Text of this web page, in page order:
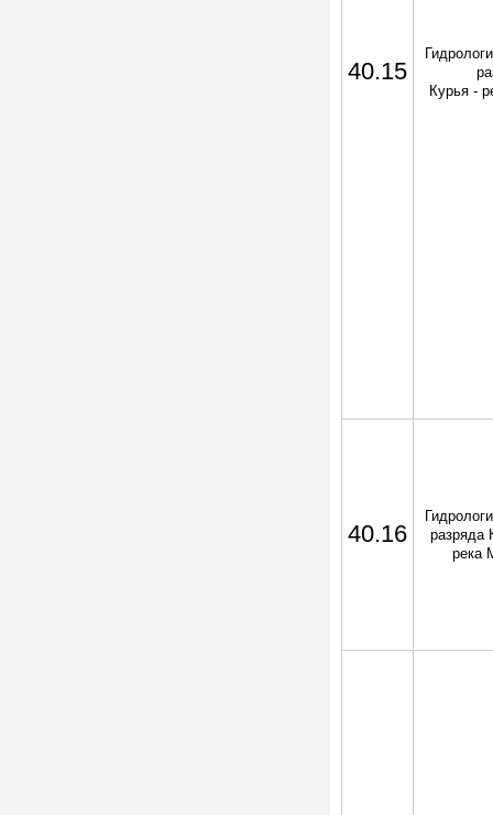
40.15
Курья -
40.16
разряда
река